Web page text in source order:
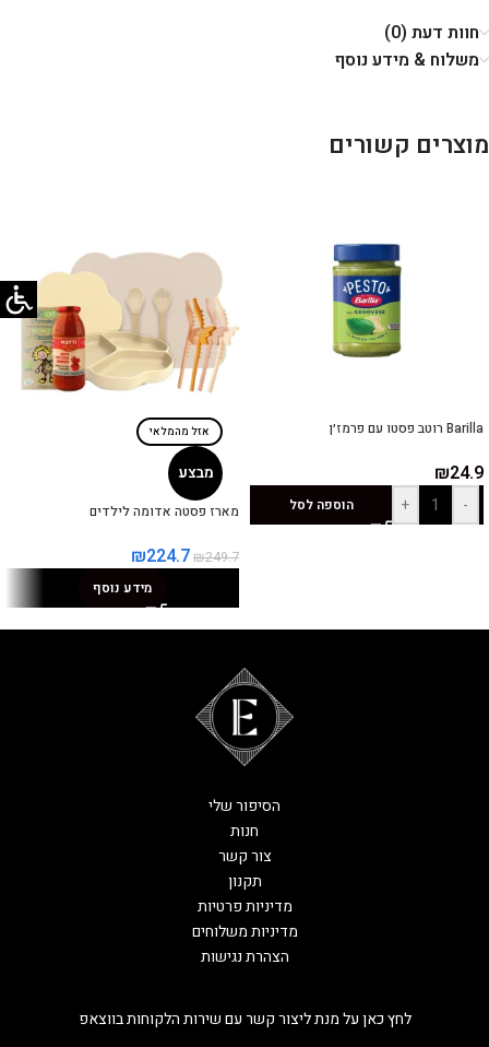
חוות דעת (0)
משלוח & מידע נוסף
מוצרים קשורים
Barilla רוטב פסטו עם פרמז׳ן
₪24.9
-
+ הוספה לסל
מבצע
אזל מהמלאי
מארז פסטה אדומה לילדים
₪249.7
₪224.7
מידע נוסף
לחץ כאן על מנת ליצור קשר עם שירות הלקוחות בווצאפ
הסיפור שלי
חנות
צור קשר
תקנון
מדיניות פרטיות
מדיניות משלוחים
הצהרת נגישות